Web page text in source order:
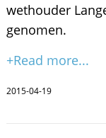
wethouder
genomen.
+Read more...
2015-04-19